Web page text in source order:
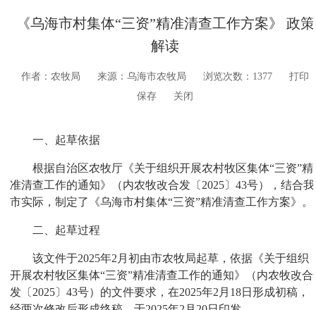
《乌海市村集体“三资”精准清查工作方案》 政策
解读
作者：农牧局 来源：乌海市农牧局 浏览次数： 1377
打印
保存
关闭
一、起草依据
根据自治区农牧厅《关于组织开展农村牧区集体“三资”精
准清查工作的通知》（内农牧改合发〔2025〕43号），结合我
市实际，制定了《乌海市村集体“三资”精准清查工作方案》。
二、起草过程
该文件于2025年2月初由市农牧局起草，依据《关于组织
开展农村牧区集体“三资”精准清查工作的通知》（内农牧改合
发〔2025〕43号）的文件要求，在2025年2月18日形成初稿，